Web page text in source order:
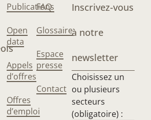
Publications
Open
data
Appels
d’offres
Offres
d’emploi
FAQ
Glossaire
Espace
presse
Contact
Inscrivez-vous
à notre
newsletter
Choisissez un
ou plusieurs
secteurs
(obligatoire) :